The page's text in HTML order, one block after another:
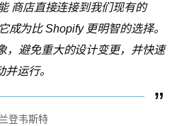
商店直接连接到我们现有的
成为比 Shopify 更明智的选择。
，避免重大的设计变更，并快速
并运行。
登韦斯特